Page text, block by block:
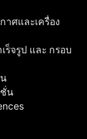
าศและเครื่อง
ร็จรูป และ กรอบ
น